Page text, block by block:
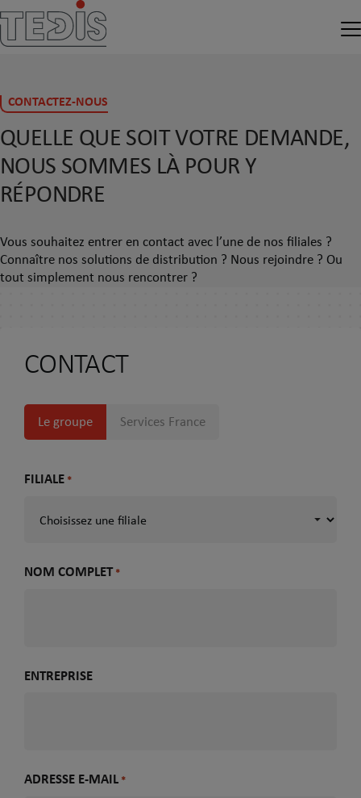
CONTACTEZ-NOUS
QUELLE QUE SOIT VOTRE DEMANDE,
NOUS SOMMES LÀ POUR Y
RÉPONDRE
Vous souhaitez entrer en contact avec l’une de nos filiales ?
Connaître nos solutions de distribution ? Nous rejoindre ? Ou
tout simplement nous rencontrer ?
CONTACT
Le groupe Services France
FILIALE *
NOM COMPLET *
ENTREPRISE
ADRESSE E-MAIL *